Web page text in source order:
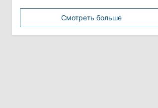
3 августа 2026Смотреть больше